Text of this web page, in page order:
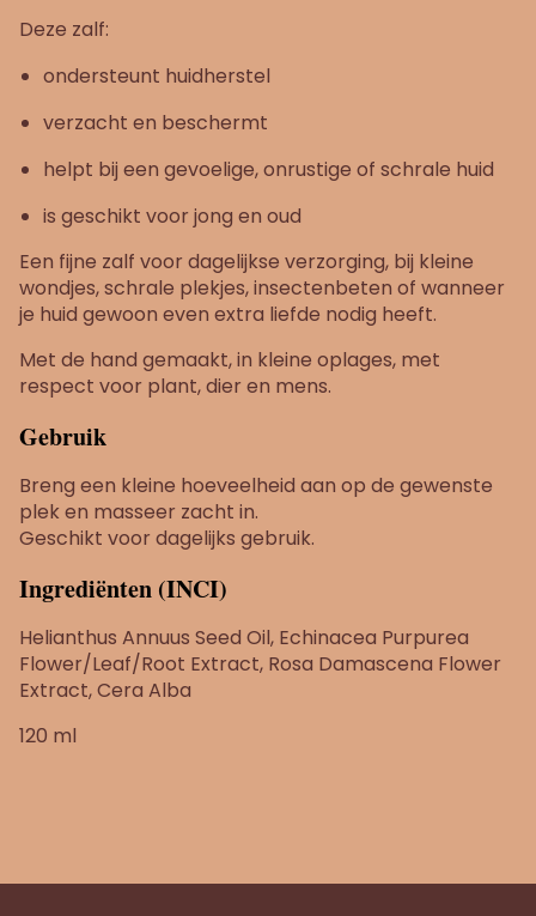
Deze zalf:
ondersteunt huidherstel
verzacht en beschermt
helpt bij een gevoelige, onrustige of schrale huid
is geschikt voor jong en oud
Een fijne zalf voor dagelijkse verzorging, bij kleine
wondjes, schrale plekjes, insectenbeten of wanneer
je huid gewoon even extra liefde nodig heeft.
Met de hand gemaakt, in kleine oplages, met
respect voor plant, dier en mens.
Gebruik
Breng een kleine hoeveelheid aan op de gewenste
plek en masseer zacht in.
Geschikt voor dagelijks gebruik.
Ingrediënten (INCI)
Helianthus Annuus Seed Oil, Echinacea Purpurea
Flower/Leaf/Root Extract, Rosa Damascena Flower
Extract, Cera Alba
120 ml